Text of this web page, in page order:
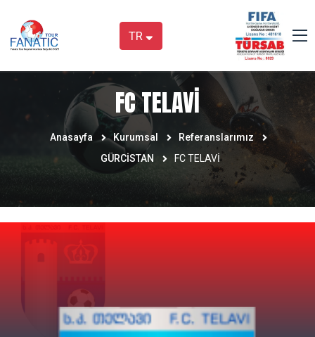
TR
FC TELAVİ
Anasayfa Kurumsal
Referanslarımız
GÜRCİSTAN
FC TELAVİ